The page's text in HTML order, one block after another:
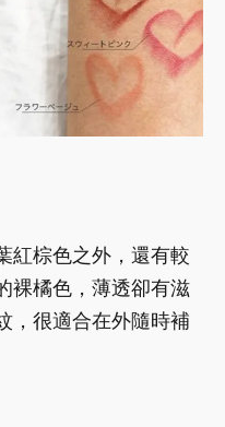
紅棕色之外，還有較
裸橘色，薄透卻有滋
，很適合在外隨時補